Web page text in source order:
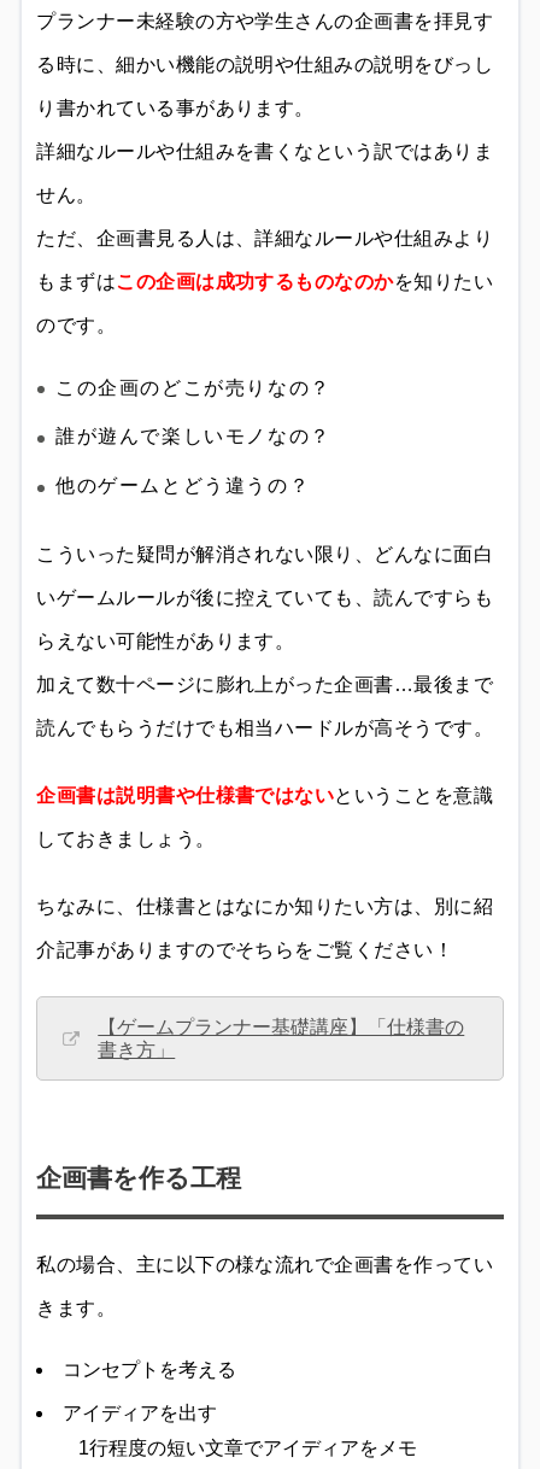
プランナー未経験の方や学生さんの企画書を拝見す
る時に、細かい機能の説明や仕組みの説明をびっし
り書かれている事があります。
詳細なルールや仕組みを書くなという訳ではありま
せん。
ただ、企画書見る人は、詳細なルールや仕組みより
もまずはこの企画は成功するものなのかを知りたい
のです。
この企画のどこが売りなの？
誰が遊んで楽しいモノなの？
他のゲームとどう違うの？
こういった疑問が解消されない限り、どんなに面白
いゲームルールが後に控えていても、読んですらも
らえない可能性があります。
加えて数十ページに膨れ上がった企画書…最後まで
読んでもらうだけでも相当ハードルが高そうです。
企画書は説明書や仕様書ではないということを意識
しておきましょう。
ちなみに、仕様書とはなにか知りたい方は、別に紹
介記事がありますのでそちらをご覧ください！
【ゲームプランナー基礎講座】「仕様書の
書き方」
企画書を作る工程
私の場合、主に以下の様な流れで企画書を作ってい
きます。
コンセプトを考える
アイディアを出す
1行程度の短い文章でアイディアをメモ